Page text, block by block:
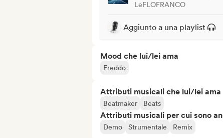
LeFLOFRANCO
Aggiunto a una playlist
Mood che lui/lei ama
Freddo
Attributi musicali che lui/lei ama
Beatmaker Beats
Attributi musicali per cui sono
Demo Strumentale Remix